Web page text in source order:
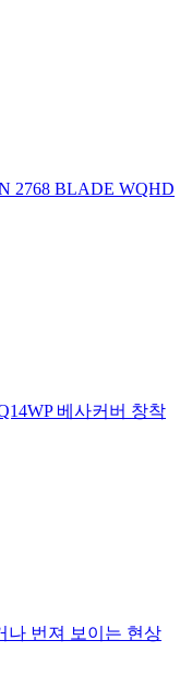
2768 BLADE WQHD
베사커버 창착
나 번져 보이는 현상